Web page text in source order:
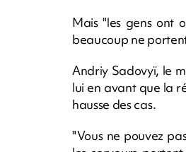
Mais "les gens ont
beaucoup ne
Andriy Sadovyï, le
lui en avant que la
hausse des cas.
"Vous ne pouvez